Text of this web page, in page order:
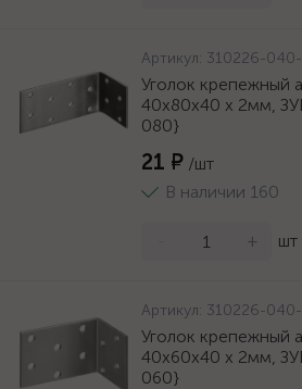
Артикул: 310226-
Уголок крепежный
40х80х40 х 2мм,
080}
21 ₽ /шт
В наличии 160
+ шт
Артикул: 310226-
Уголок крепежный
40x60x40 x 2мм,
060}